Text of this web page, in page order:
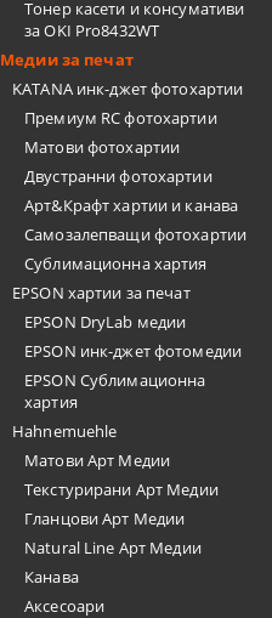
Тонер касети и консумативи
за OKI Pro8432WT
Медии за печат
KATANA инк-джет фотохартии
Премиум RC фотохартии
Матови фотохартии
Двустранни фотохартии
Арт&Крафт хартии и канава
Самозалепващи фотохартии
Сублимационна хартия
EPSON хартии за печат
EPSON DryLab медии
EPSON инк-джет фотомедии
EPSON Сублимационна
хартия
Hahnemuehle
Матови Арт Медии
Текстурирани Арт Медии
Гланцови Арт Медии
Natural Line Арт Медии
Канава
Аксесоари